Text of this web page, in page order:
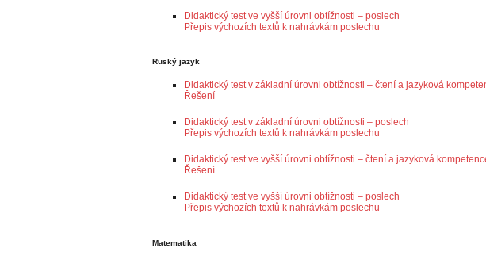
Didaktický test ve vyšší úrovni obtížnosti – poslech
Přepis výchozích textů k nahrávkám poslechu
Ruský jazyk
Didaktický test v základní úrovni obtížnosti – čtení a jazyková
Řešení
Didaktický test v základní úrovni obtížnosti – poslech
Přepis výchozích textů k nahrávkám poslechu
Didaktický test ve vyšší úrovni obtížnosti – čtení a jazyková
Řešení
Didaktický test ve vyšší úrovni obtížnosti – poslech
Přepis výchozích textů k nahrávkám poslechu
Matematika